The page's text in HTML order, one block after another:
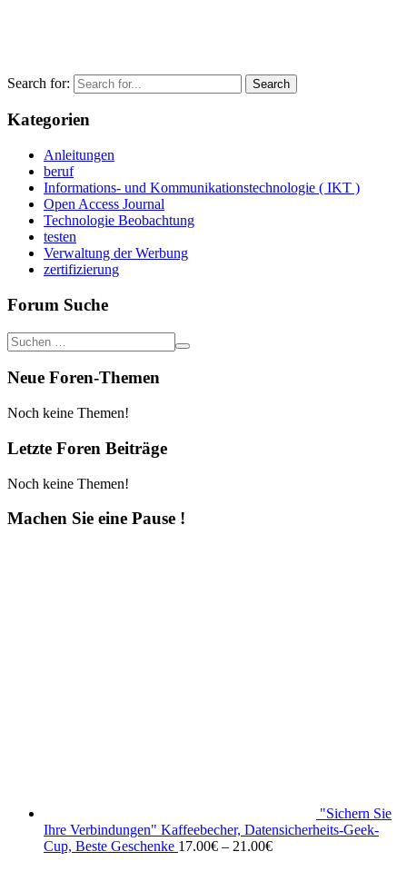
Search for:
Kategorien
Anleitungen
beruf
Informations- und Kommunikationstechnologie ( IKT )
Open Access Journal
Technologie Beobachtung
testen
Verwaltung der Werbung
zertifizierung
Forum Suche
Neue Foren-Themen
Noch keine Themen!
Letzte Foren Beiträge
Noch keine Themen!
Machen Sie eine Pause !
"Sichern Sie
Ihre Verbindungen" Kaffeebecher, Datensicherheits-Geek-
Cup, Beste Geschenke 17.00€ – 21.00€